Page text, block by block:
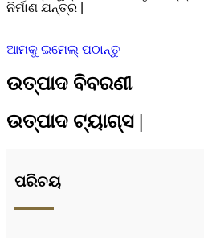
ନିର୍ମାଣ ଯନ୍ତ୍ର |
ଆମକୁ ଇମେଲ୍ ପଠାନ୍ତୁ |
ଉତ୍ପାଦ ବିବରଣୀ
ଉତ୍ପାଦ ଟ୍ୟାଗ୍ସ |
ପରିଚୟ